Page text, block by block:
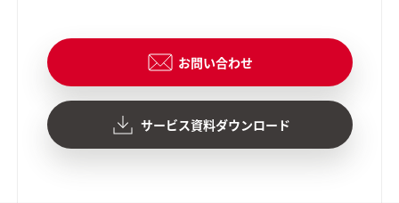
お問い合わせ
サービス資料ダウンロード